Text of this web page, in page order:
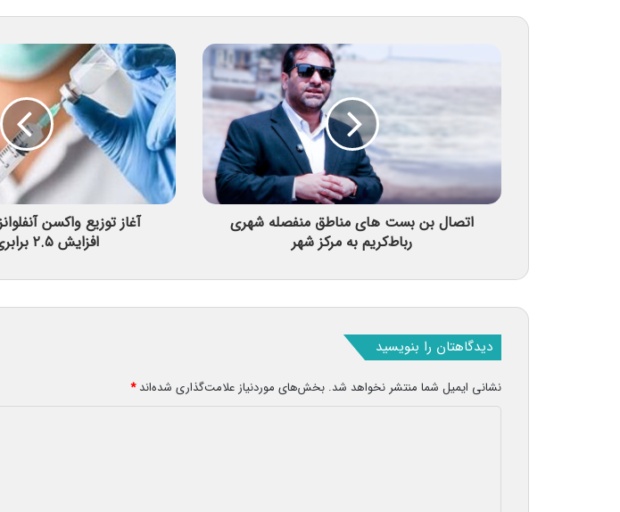
اتصال بن بست های مناطق منفصله شهری
رباط‌کریم به مرکز شهر
آغاز توزیع واکسن
افزایش ۲.۵ برابری قیمت!
دیدگاهتان را بنویسید
نشانی ایمیل شما منتشر نخواهد شد. بخش‌های موردنیاز علامت‌گذاری شده‌اند*